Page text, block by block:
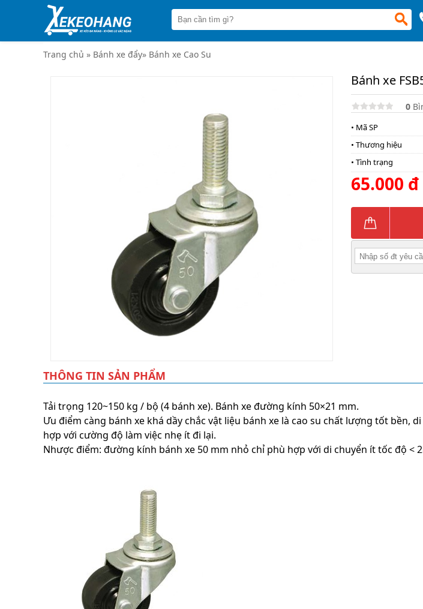
Xe
Trang chủ » Bánh xe đẩy» Bánh xe Cao Su
Bánh xe
0
• Mã SP
• Thương hiệu
• Tình trạng
65.000 đ
THÔNG TIN SẢN PHẨM
Tải trọng 120~150 kg / bộ (4 bánh xe). Bánh xe đường kính 50×21 mm.
Ưu điểm càng bánh xe khá dầy chắc vật liệu bánh xe là cao su chất lượng tốt bền,
hợp với cường độ làm việc nhẹ ít đi lại.
Nhược điểm: đường kính bánh xe 50 mm nhỏ chỉ phù hợp với di chuyển ít tốc độ <